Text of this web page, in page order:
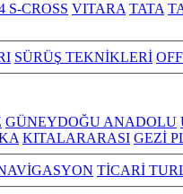
S-CROSS VITARA TATA
SÜRÜŞ TEKNİKLERİ
GÜNEYDOĞU ANADOLU
KITALARARASI GEZİ
TİCARİ